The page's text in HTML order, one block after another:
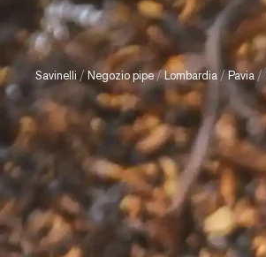
Savinelli / Negozio pipe/Lombardia /Pavia /